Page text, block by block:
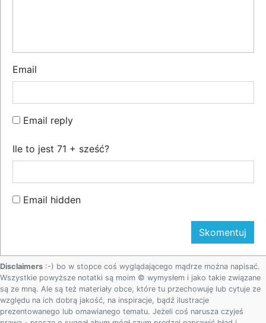
Email
Email reply
Ile to jest 71 + sześć?
Email hidden
Disclaimers :-) bo w stopce coś wyglądającego mądrze można napisać.
Wszystkie powyższe notatki są moim © wymysłem i jako takie związane
są ze mną. Ale są też materiały obce, które tu przechowuję lub cytuje ze
względu na ich dobrą jakość, na inspiracje, bądź ilustracje
prezentowanego lub omawianego tematu. Jeżeli coś narusza czyjeś